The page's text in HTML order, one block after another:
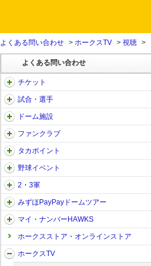
よくある問い合わせ > ホークスTV > 視聴 >
よくある問い合わせ
チケット
試合・選手
ドーム施設
ファンクラブ
タカポイント
野球イベント
2・3軍
みずほPayPayドームツアー
マイ・ナンバーHAWKS
ホークスストア・オンラインストア
ホークスTV